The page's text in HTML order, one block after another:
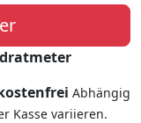
Abhängig
Kasse variieren.